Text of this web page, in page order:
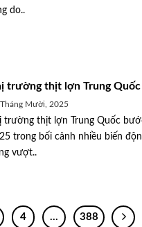
do..
trường thịt lợn Trung Quốc
Mười, 2025
trường thịt lợn Trung Quốc
trong bối cảnh nhiều biến
vượt..
4 … 388